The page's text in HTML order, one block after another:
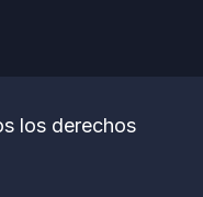
los derechos